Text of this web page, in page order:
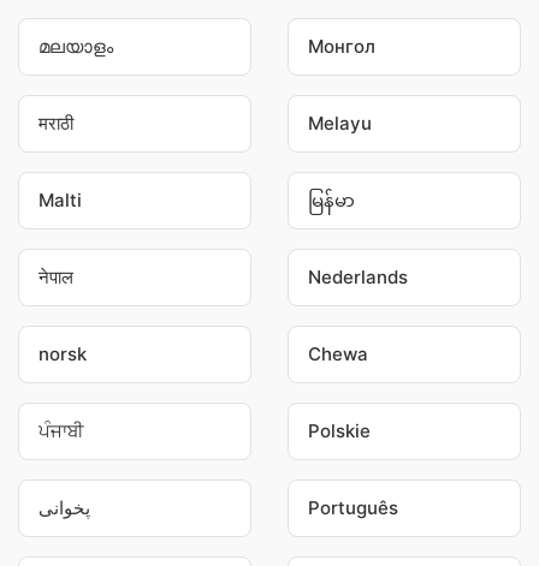
മലയാളം Монгол
मराठी Melayu
Malti မြန်မာ
नेपाल Nederlands
norsk Chewa
ਪੰਜਾਬੀ Polskie
پخوانی Português